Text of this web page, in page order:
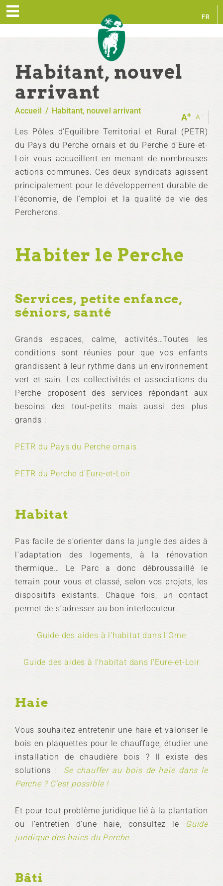
FR
Habitant, nouvel
arrivant
-
A
+
A
Accueil / Habitant, nouvel arrivant
Les Pôles d'Equilibre Territorial et Rural (PETR)
du Pays du Perche ornais et du Perche d’Eure-et-
Loir vous accueillent en menant de nombreuses
actions communes. Ces deux syndicats agissent
principalement pour le développement durable de
l’économie, de l’emploi et la qualité de vie des
Percherons.
Habiter le Perche
Services, petite enfance,
séniors, santé
Grands espaces, calme, activités…Toutes les
conditions sont réunies pour que vos enfants
grandissent à leur rythme dans un environnement
vert et sain. Les collectivités et associations du
Perche proposent des services répondant aux
besoins des tout-petits mais aussi des plus
grands :
PETR du Pays du Perche ornais
PETR du Perche d'Eure-et-Loir
Habitat
Pas facile de s’orienter dans la jungle des aides à
l’adaptation des logements, à la rénovation
thermique… Le Parc a donc débroussaillé le
terrain pour vous et classé, selon vos projets, les
dispositifs existants. Chaque fois, un contact
permet de s’adresser au bon interlocuteur.
Guide des aides à l’habitat dans l’Orne
Guide des aides à l’habitat dans l’Eure-et-Loir
Haie
Vous souhaitez entretenir une haie et valoriser le
bois en plaquettes pour le chauffage, étudier une
installation de chaudière bois ? Il existe des
solutions : Se chauffer au bois de haie dans le
Perche ? C’est possible !
Et pour tout problème juridique lié à la plantation
ou l’entretien d’une haie, consultez le
Guide
juridique des haies du Perche.
Bâti